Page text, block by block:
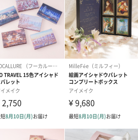
オプション情報
ョン
いたします。お相手のご住所に直接お
ョンです。お相手に直接手渡しする場
すめです。